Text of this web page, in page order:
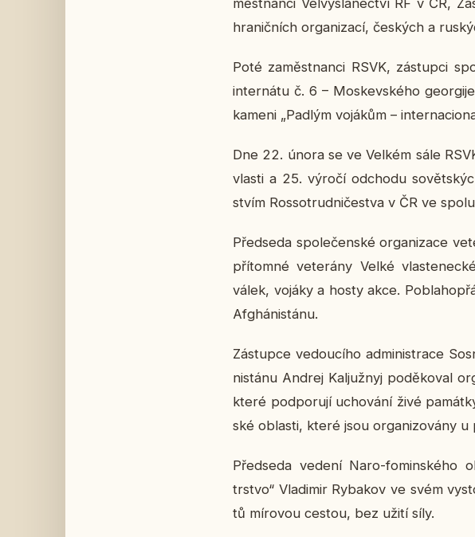
měst­nan­ci Vel­vy­sla­nec­tví RF v ČR,
hra­nič­ních or­ga­ni­za­cí, čes­kých a
Poté za­měst­nan­ci RSVK, zá­stup­ci
in­ter­ná­tu č. 6 – Mos­kev­ské­ho
kameni „Padlým vo­já­kům –
Dne 22. února se ve Velkém sále
vlasti a 25. výročí od­cho­du
stvím Ros­so­trud­ni­čestva v ČR ve
Před­se­da spo­le­čen­ské or­ga­ni­za­ce
pří­tom­né ve­te­rá­ny Velké
válek, vojáky a hosty akce.
Af­ghá­nistá­nu.
Zá­stup­ce ve­dou­cí­ho ad­mi­nis­tra­ce
nistá­nu Andrej Kalj­už­nyj po­dě­ko­val
které pod­po­ru­jí ucho­vá­ní živé
ské ob­las­ti, které jsou or­ga­ni­zo­vá­ny u
Před­se­da vedení Naro-fo­min­ské­ho
trstvo“ Vla­di­mir Ry­ba­kov ve svém
tů mí­ro­vou cestou, bez užití síly.